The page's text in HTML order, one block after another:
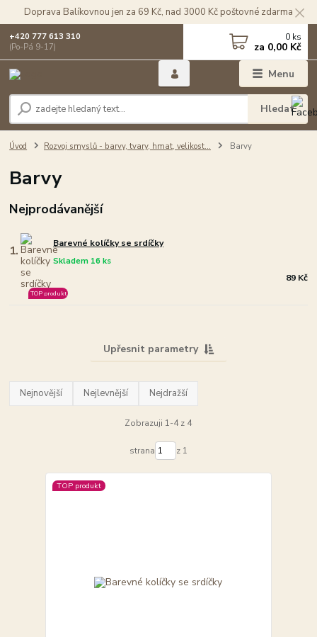
Doprava Balíkovnou jen za 69 Kč, nad 3000 Kč poštovné zdarma
Menu
Hledat
+420 777 613 310
(Po-Pá 9-17)
0 ks
za 0,00 Kč
Úvod Rozvoj smyslů - barvy, tvary, hmat, velikost... Barvy
Barvy
Nejprodávanější
1. Barevné kolíčky se srdíčky
Skladem 16 ks
TOP produkt
89 Kč
Upřesnit parametry
Nejnovější Nejlevnější Nejdražší
Zobrazuji 1-4 z 4
strana z 1
TOP produkt